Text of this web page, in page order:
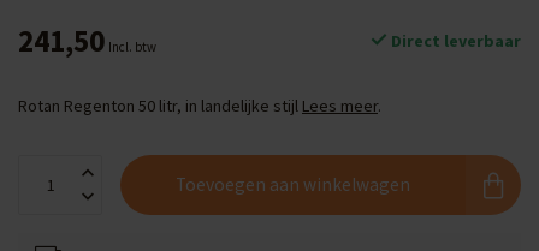
241,50 Incl. btw Direct leverbaar
Rotan Regenton 50 litr, in landelijke stijl Lees meer.
Toevoegen aan winkelwagen